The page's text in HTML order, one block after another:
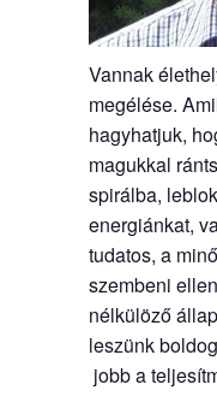
Vannak
megélése.
hagyhatjuk,
magukkal
spirálba,
energiánkat,
tudatos, a
szembeni
nélkülöző
leszünk
jobb a